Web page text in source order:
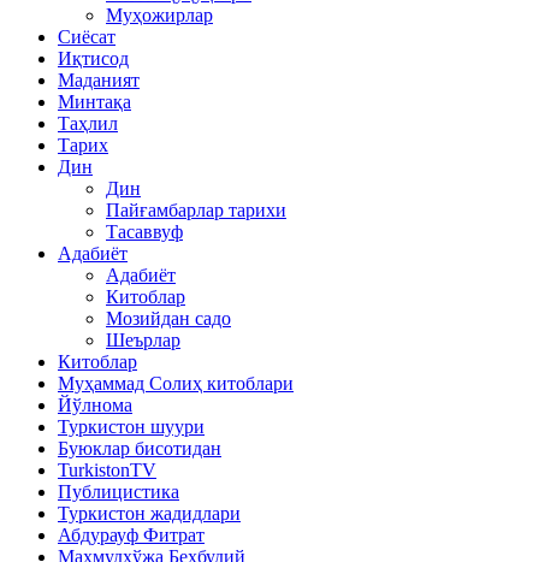
Муҳожирлар
Сиёсат
Иқтисод
Mаданият
Минтақа
Таҳлил
Тарих
Дин
Дин
Пайғамбарлар тарихи
Тасаввуф
Адабиёт
Адабиёт
Китоблар
Мозийдан садо
Шеърлар
Китоблар
Муҳаммад Солиҳ китоблари
Йўлнома
Туркистон шуури
Буюклар бисотидан
TurkistonTV
Публицистика
Туркистон жадидлари
Абдурауф Фитрат
Маҳмудхўжа Беҳбудий